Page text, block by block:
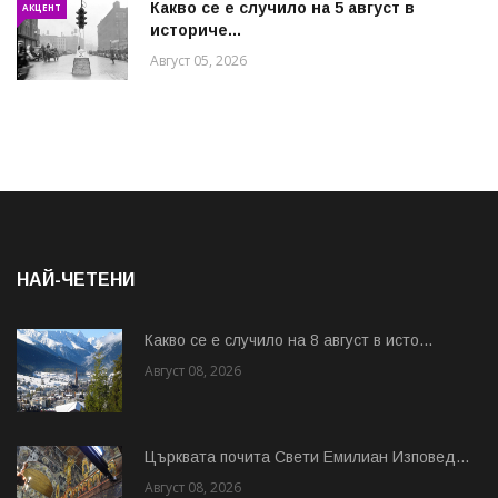
АКЦЕНТ
Какво се е случило на 5 август в
историче...
Август 05, 2026
НАЙ-ЧЕТЕНИ
Какво се е случило на 8 август в исто...
Август 08, 2026
Църквата почита Свeти Емилиан Изповед...
Август 08, 2026